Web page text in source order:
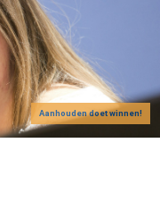
Aanhouden doet winnen!